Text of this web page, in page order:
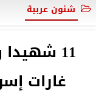
شئون عربية
غارات